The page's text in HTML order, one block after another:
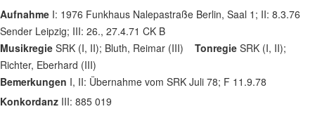
Aufnahme I: 1976 Funkhaus Nalepastraße Berlin, Saal 1; II: 8.3.76
Sender Leipzig; III: 26., 27.4.71 CK B
Musikregie SRK (I, II); Bluth, Reimar (III) Tonregie SRK (I, II);
Richter, Eberhard (III)
Bemerkungen I, II: Übernahme vom SRK Juli 78; F 11.9.78
Konkordanz III: 885 019